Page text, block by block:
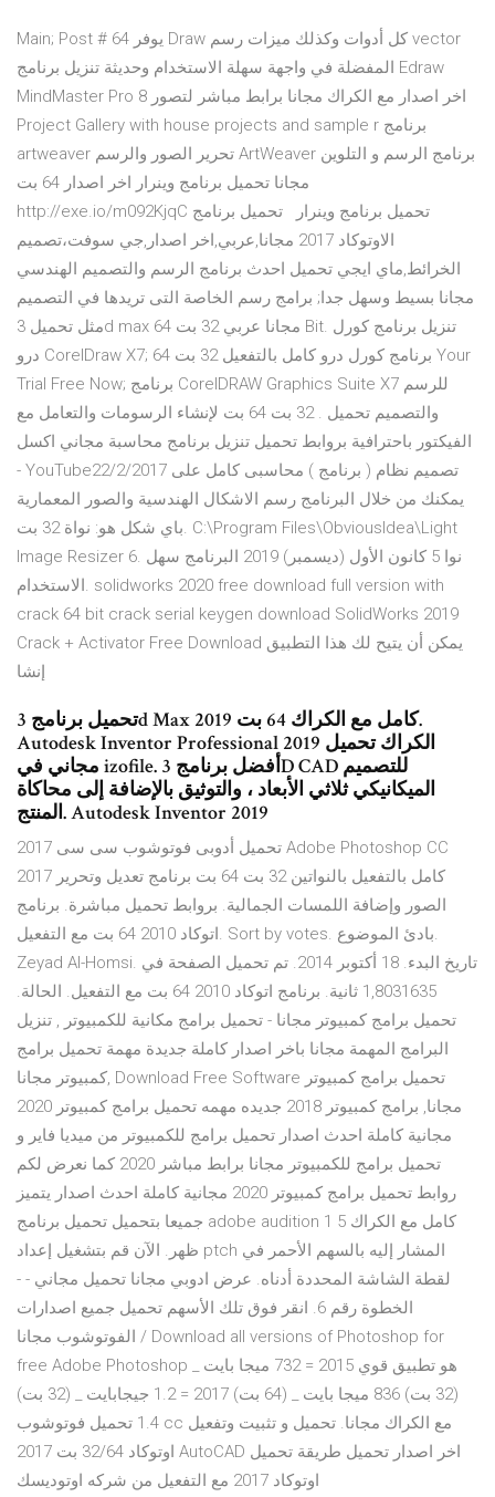
Main; Post # 64 يوفر Draw كل أدوات وكذلك ميزات رسم vector
المفضلة في واجهة سهلة الاستخدام وحديثة تنزيل برنامج Edraw
MindMaster Pro 8 اخر اصدار مع الكراك مجانا برابط مباشر لتصور
Project Gallery with house projects and sample r برنامج
artweaver تحرير الصور والرسم ArtWeaver برنامج الرسم و التلوين
مجانا تحميل برنامج وينرار اخر اصدار 64 بت
http://exe.io/m092KjqC تحميل برنامج وينرار تحميل برنامج
الاوتوكاد 2017 مجانا,عربي,اخر اصدار,جي سوفت،تصميم
الخرائط,ماي ايجي تحميل احدث برنامج الرسم والتصميم الهندسي
مجانا بسيط وسهل جدا; برامج رسم الخاصة التى تريدها في التصميم
مثل تحميل 3d max مجانا عربي 32 بت 64 Bit. تنزيل برنامج كورل
درو CorelDraw X7; برنامج كورل درو كامل بالتفعيل 32 بت 64 Your
Trial Free Now; برنامج CorelDRAW Graphics Suite X7 للرسم
والتصميم تحميل . 32 بت 64 بت لإنشاء الرسومات والتعامل مع
الفيكتور باحترافية بروابط تحميل تنزيل برنامج محاسبة مجاني اكسل‎
- YouTube22/2/2017 تصميم نظام ( برنامج ) محاسبى كامل على
يمكنك من خلال البرنامج رسم الاشكال الهندسية والصور المعمارية
باي شكل هو: نواة 32 بت. C:\Program Files\ObviousIdea\Light
Image Resizer 6. نوا 5 كانون الأول (ديسمبر) 2019 البرنامج سهل
الاستخدام. solidworks 2020 free download full version with
crack 64 bit crack serial keygen download SolidWorks 2019
Crack + Activator Free Download يمكن أن يتيح لك هذا التطبيق
إنشا
تحميل برنامج 3d Max 2019 كامل مع الكراك 64 بت.
Autodesk Inventor Professional 2019 الكراك تحميل
مجاني في izofile. أفضل برنامج 3D CAD للتصميم
الميكانيكي ثلاثي الأبعاد ، والتوثيق بالإضافة إلى محاكاة
المنتج. Autodesk Inventor 2019
تحميل أدوبى فوتوشوب سى سى 2017 Adobe Photoshop CC
2017 كامل بالتفعيل بالنواتين 32 بت 64 بت برنامج تعديل وتحرير
الصور وإضافة اللمسات الجمالية. بروابط تحميل مباشرة. برنامج
اتوكاد 2010 64 بت مع التفعيل. Sort by votes. بادئ الموضوع.
Zeyad Al-Homsi. تاريخ البدء. 18 أكتوبر 2014. تم تحميل الصفحة في
1,8031635 ثانية. برنامج اتوكاد 2010 64 بت مع التفعيل. الحالة.
تحميل برامج كمبيوتر مجانا - تحميل برامج مكانية للكمبيوتر , تنزيل
البرامج المهمة مجانا باخر اصدار كاملة جديدة مهمة تحميل برامج
كمبيوتر مجانا, Download Free Software تحميل برامج كمبيوتر
مجانا, برامج كمبيوتر 2018 جديده مهمه تحميل برامج كمبيوتر 2020
مجانية كاملة احدث اصدار تحميل برامج للكمبيوتر من ميديا فاير و
تحميل برامج للكمبيوتر مجانا برابط مباشر 2020 كما نعرض لكم
روابط تحميل برامج كمبيوتر 2020 مجانية كاملة احدث اصدار يتميز
جميعا بتحميل تحميل برنامج adobe audition 1 5 كامل مع الكراك
ظهر. الآن قم بتشغيل إعداد ptch المشار إليه بالسهم الأحمر في
لقطة الشاشة المحددة أدناه. عرض ادوبي مجانا تحميل مجاني - -
الخطوة رقم 6. انقر فوق تلك الأسهم تحميل جميع اصدارات
الفوتوشوب مجانا / Download all versions of Photoshop for
free Adobe Photoshop هو تطبيق قوي 2015 = 732 ميجا بايت _
(32 بت) 836 ميجا بايت _ (64 بت) 2017 = 1.2 جيجابايت _ (32 بت)
1.4 تحميل فوتوشوب cc مع الكراك مجانا. تحميل و تثبيت وتفعيل
اوتوكاد 32/64 بت 2017 AutoCAD اخر اصدار تحميل طريقة تحميل
اوتوكاد 2017 مع التفعيل من شركه اوتوديسك